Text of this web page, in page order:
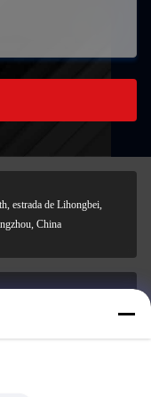
estrada de Lihongbei,
China